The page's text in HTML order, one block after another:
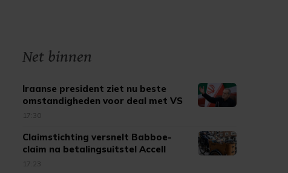
Net binnen
Iraanse president ziet nu beste
omstandigheden voor deal met VS
17:30
Claimstichting versnelt Babboe-
claim na betalingsuitstel Accell
17:23